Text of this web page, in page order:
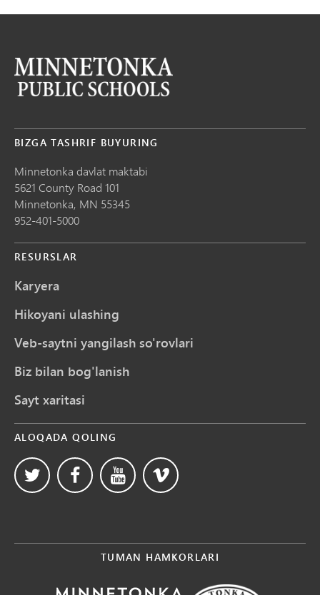
BIZGA TASHRIF BUYURING
Minnetonka davlat maktabi
5621 County Road 101
Minnetonka, MN 55345
952-401-5000
RESURSLAR
Karyera
Hikoyani ulashing
Veb-saytni yangilash so'rovlari
Biz bilan bog'lanish
Sayt xaritasi
ALOQADA QOLING
TUMAN HAMKORLARI